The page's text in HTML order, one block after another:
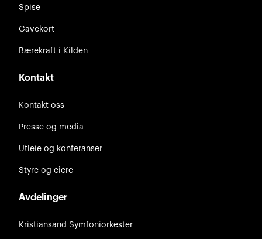
Spise
Gavekort
Bærekraft i Kilden
Kontakt
Kontakt oss
Presse og media
Utleie og konferanser
Styre og eiere
Avdelinger
Kristiansand Symfoniorkester